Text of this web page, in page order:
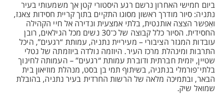
ביום חמישי האחרון נרשם רגע היסטורי קטן אך משמעותי בעיר
נתניה: סיור מודרך ראשון מסוגו התקיים בתוך קריית חסידות צאנז,
ואִפשר הצצה אותנטית, בלתי אמצעית ונדירה אל חיי הקהילה
החסידית. הסיור כלל קבוצה של כ־30 נשים מכל הגילאים, רובן
עובדות המגזר הציבורי – מעיריית נתניה, עמותת “רגעים”, היכל
התרבות ומינהלת מרכז העיר. היוזמה נולדה ביוזמתה של נטלי
שטיין, יזמית חברתית ודוברת עמותת “רגעים” – העמותה לחינוך
בלתי־פורמלי בנתניה, בשיתוף תמי בן בסט, מנהלת מוזיאון בית
הבאר, ובתמיכה מלאה של הרשות החרדית בעיר נתניה, בהובלת
שמואל שיק.